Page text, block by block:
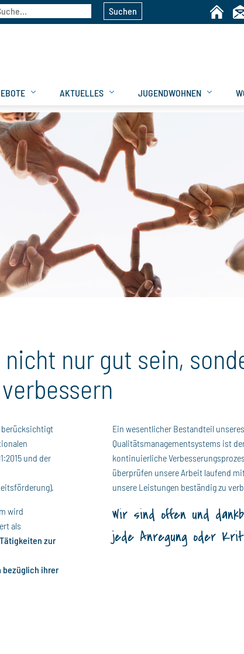
Suchen
AKTUELLES JUGENDWOHNEN
nur gut sein,
berücksichtigt
und der
wird
als
zur
bezüglich ihrer
Ein wesentlicher Bestandteil unseres
Qualitätsmanagementsystems ist
kontinuierliche
überprüfen unsere Arbeit laufend
unsere Leistungen beständig zu
Wir sind offen und
jede Anregung oder